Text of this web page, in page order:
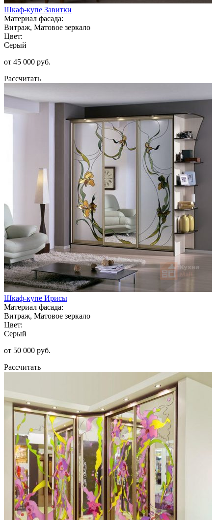
Шкаф-купе Завитки
Материал фасада:
Витраж, Матовое зеркало
Цвет:
Серый
от 45 000 руб.
Рассчитать
Шкаф-купе Ирисы
Материал фасада:
Витраж, Матовое зеркало
Цвет:
Серый
от 50 000 руб.
Рассчитать